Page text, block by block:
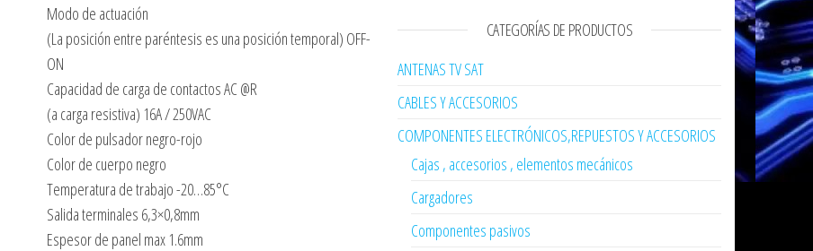
Modo de actuación
(La posición entre paréntesis es una posición temporal) OFF-
ON
Capacidad de carga de contactos AC @R
(a carga resistiva) 16A / 250VAC
Color de pulsador negro-rojo
Color de cuerpo negro
Temperatura de trabajo -20…85°C
Salida terminales 6,3×0,8mm
Espesor de panel max 1.6mm
CATEGORÍAS DE PRODUCTOS
ANTENAS TV SAT
CABLES Y ACCESORIOS
COMPONENTES ELECTRÓNICOS,REPUESTOS Y ACCESORIOS
Cajas , accesorios , elementos mecánicos
Cargadores
Componentes pasivos